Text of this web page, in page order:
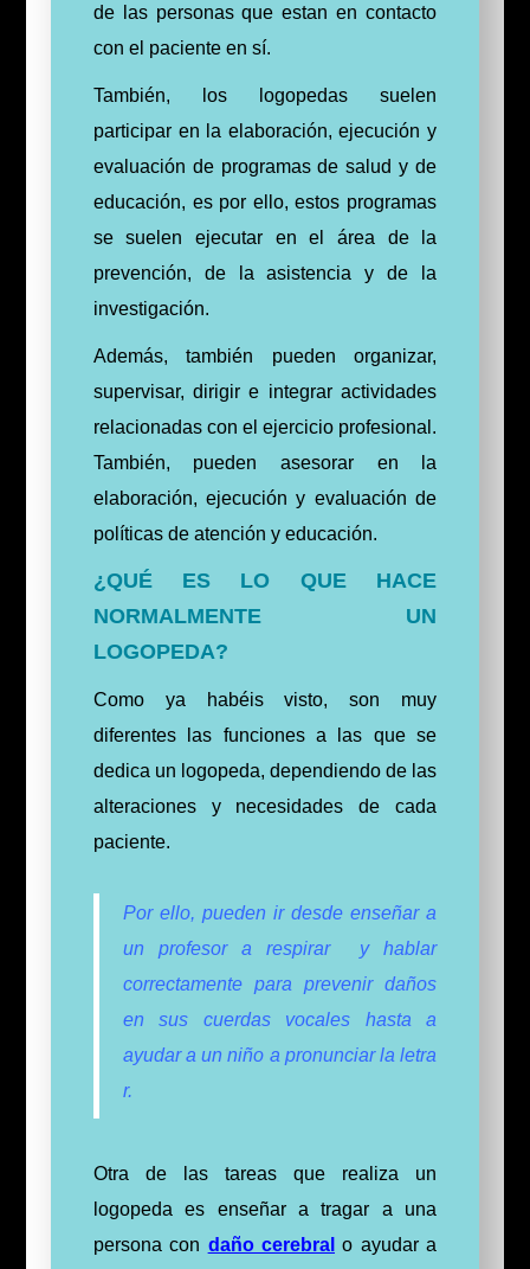
de las personas que estan en contacto
con el paciente en sí.
También, los logopedas suelen
participar en la elaboración, ejecución y
evaluación de programas de salud y de
educación, es por ello, estos programas
se suelen ejecutar en el área de la
prevención, de la asistencia y de la
investigación.
Además, también pueden organizar,
supervisar, dirigir e integrar actividades
relacionadas con el ejercicio profesional.
También, pueden asesorar en la
elaboración, ejecución y evaluación de
políticas de atención y educación.
¿QUÉ ES LO QUE HACE
NORMALMENTE UN
LOGOPEDA?
Como ya habéis visto, son muy
diferentes las funciones a las que se
dedica un logopeda, dependiendo de las
alteraciones y necesidades de cada
paciente.
Por ello, pueden ir desde enseñar a
un profesor a respirar y hablar
correctamente para prevenir daños
en sus cuerdas vocales hasta a
ayudar a un niño a pronunciar la letra
r.
Otra de las tareas que realiza un
logopeda es enseñar a tragar a una
persona con daño cerebral o ayudar a